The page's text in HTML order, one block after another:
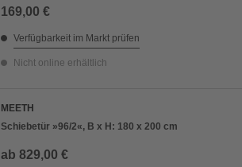
169,00 €
Verfügbarkeit im Markt prüfen
Nicht online erhältlich
MEETH
Schiebetür »96/2«, B x H: 180 x 200 cm
ab 829,00 €